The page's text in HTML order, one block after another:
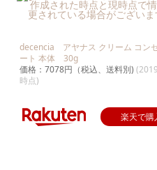
decencia アヤナス クリーム コン
ート 本体 30g
価格：7078円（税込、送料別)
時点)
楽天で購